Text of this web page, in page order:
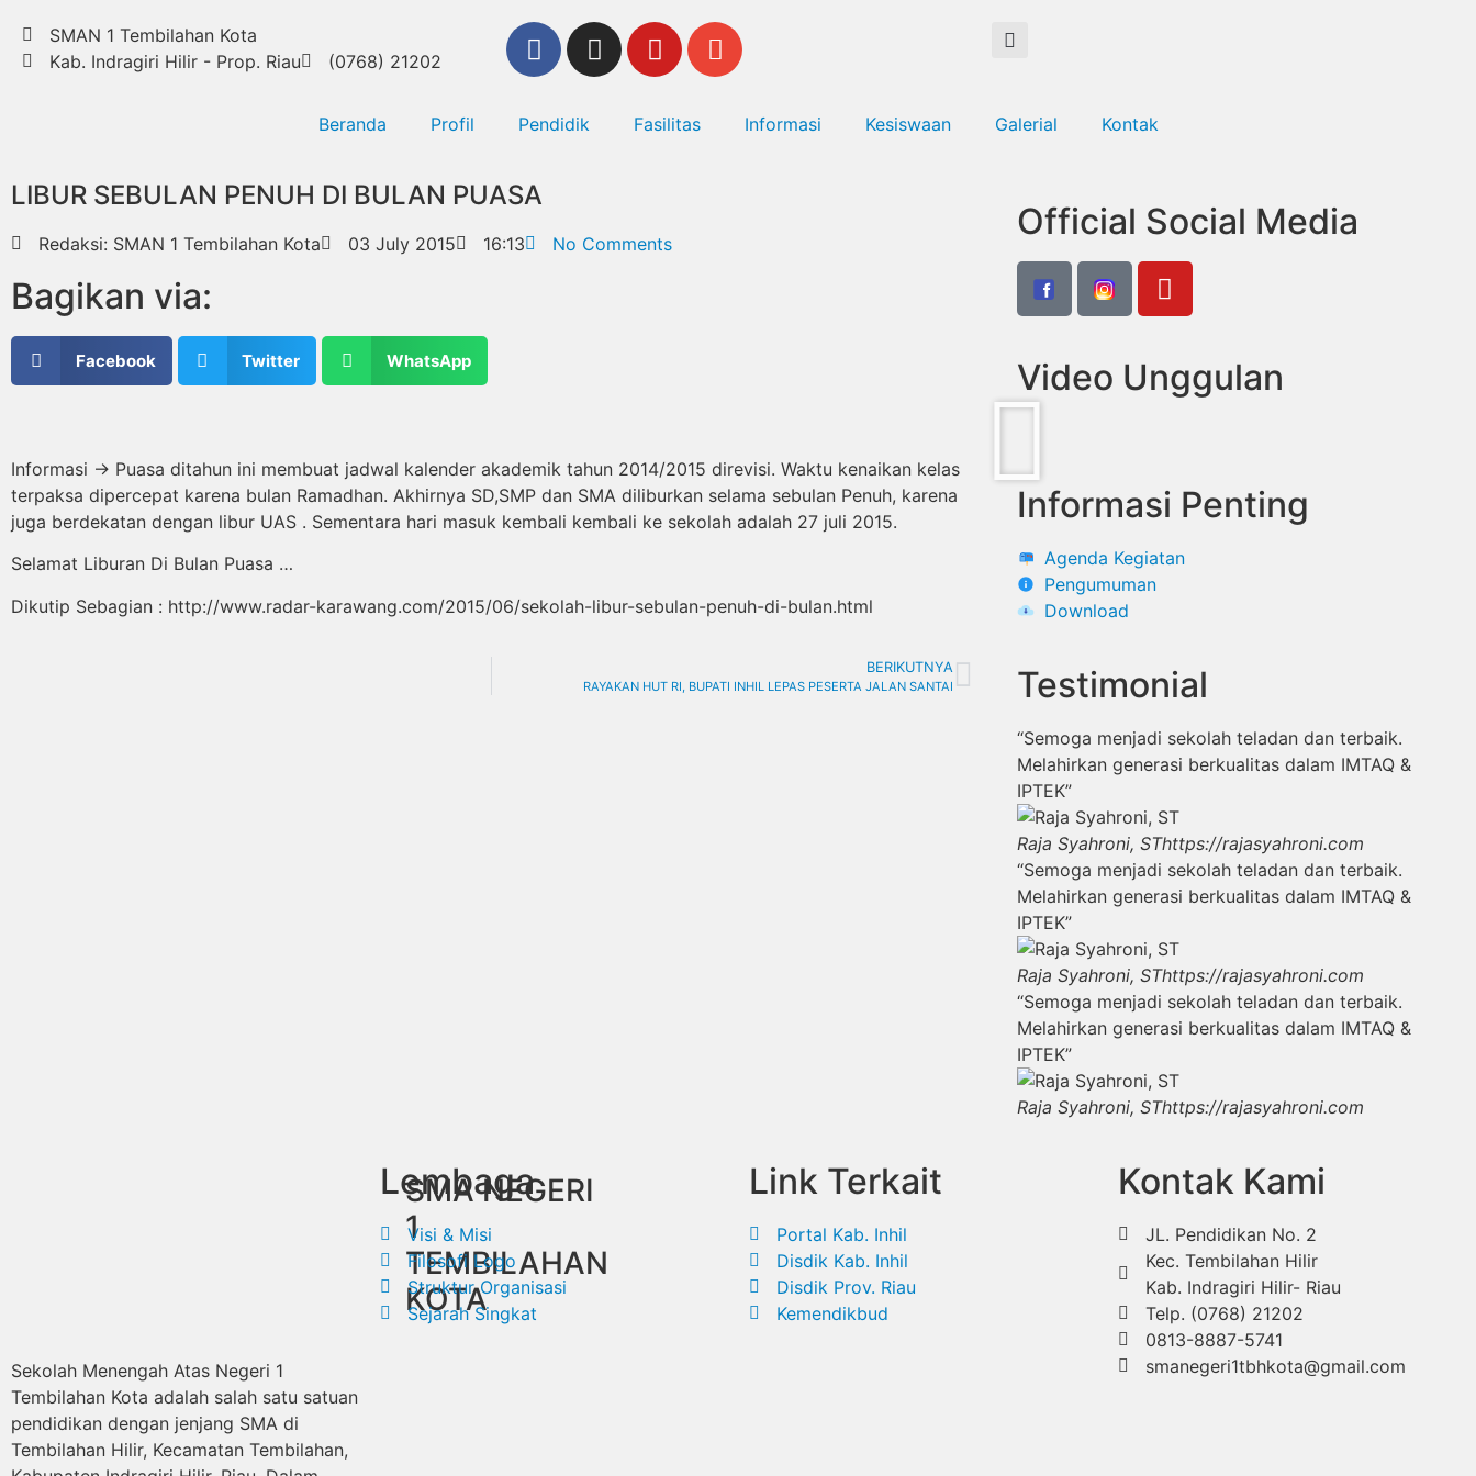
SMAN 1 Tembilahan Kota
Kab. Indragiri Hilir - Prop. Riau
(0768) 21202
Beranda Profil Pendidik Fasilitas Informasi Kesiswaan Galerial Kontak
LIBUR SEBULAN PENUH DI BULAN PUASA
Redaksi: SMAN 1 Tembilahan Kota 03 July 2015 16:13 No Comments
Bagikan via:
Facebook Twitter WhatsApp
Informasi -> Puasa ditahun ini membuat jadwal kalender akademik tahun 2014/2015 direvisi. Waktu kenaikan kelas
terpaksa dipercepat karena bulan Ramadhan. Akhirnya SD,SMP dan SMA diliburkan selama sebulan Penuh, karena
juga berdekatan dengan libur UAS . Sementara hari masuk kembali kembali ke sekolah adalah 27 juli 2015.
Selamat Liburan Di Bulan Puasa …
Dikutip Sebagian : http://www.radar-karawang.com/2015/06/sekolah-libur-sebulan-penuh-di-bulan.html
BERIKUTNYA
RAYAKAN HUT RI, BUPATI INHIL LEPAS PESERTA JALAN SANTAI
Official Social Media
Video Unggulan
Informasi Penting
Agenda Kegiatan
Pengumuman
Download
Testimonial
“Semoga menjadi sekolah teladan dan terbaik.
Melahirkan generasi berkualitas dalam IMTAQ &
IPTEK”
Raja Syahroni, SThttps://rajasyahroni.com
“Semoga menjadi sekolah teladan dan terbaik.
Melahirkan generasi berkualitas dalam IMTAQ &
IPTEK”
Raja Syahroni, SThttps://rajasyahroni.com
“Semoga menjadi sekolah teladan dan terbaik.
Melahirkan generasi berkualitas dalam IMTAQ &
IPTEK”
Raja Syahroni, SThttps://rajasyahroni.com
SMA NEGERI
1
TEMBILAHAN
KOTA
Sekolah Menengah Atas Negeri 1
Tembilahan Kota adalah salah satu satuan
pendidikan dengan jenjang SMA di
Tembilahan Hilir, Kecamatan Tembilahan,
Lembaga
Visi & Misi
Filosofi Logo
Struktur Organisasi
Sejarah Singkat
Link Terkait
Portal Kab. Inhil
Disdik Kab. Inhil
Disdik Prov. Riau
Kemendikbud
Kontak Kami
JL. Pendidikan No. 2
Kec. Tembilahan Hilir
Kab. Indragiri Hilir- Riau
Telp. (0768) 21202
0813-8887-5741
smanegeri1tbhkota@gmail.com